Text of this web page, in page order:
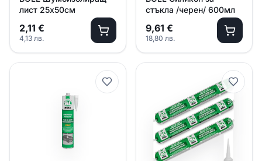
лист 25х50см
2,11 €
4,13 лв.
стъкла /черен/ 600мл
9,61 €
18,80 лв.